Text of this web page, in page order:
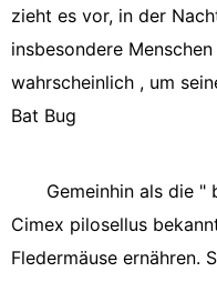
zieht es vor, in der
insbesondere
wahrscheinlich , um
Bat Bug
Gemeinhin als die "
Cimex pilosellus
Fledermäuse ernähren.